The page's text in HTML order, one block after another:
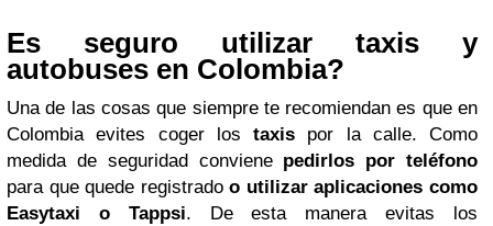
Es seguro utilizar taxis y
autobuses en Colombia?
Una de las cosas que siempre te recomiendan es que en
Colombia evites coger los taxis por la calle. Como
medida de seguridad convienepedirlos por teléfono
para que quede registradoo utilizar aplicaciones como
Easytaxi o Tappsi. De esta manera evitas los